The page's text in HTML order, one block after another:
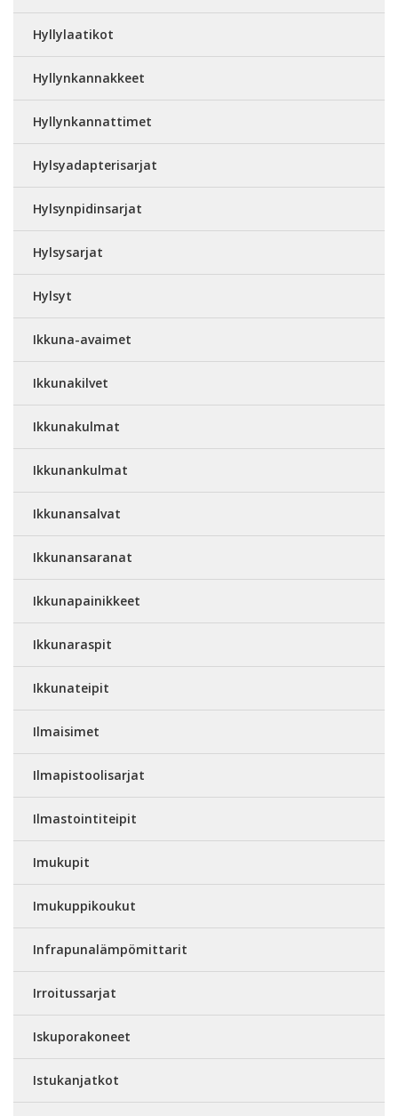
Hyllylaatikot
Hyllynkannakkeet
Hyllynkannattimet
Hylsyadapterisarjat
Hylsynpidinsarjat
Hylsysarjat
Hylsyt
Ikkuna-avaimet
Ikkunakilvet
Ikkunakulmat
Ikkunankulmat
Ikkunansalvat
Ikkunansaranat
Ikkunapainikkeet
Ikkunaraspit
Ikkunateipit
Ilmaisimet
Ilmapistoolisarjat
Ilmastointiteipit
Imukupit
Imukuppikoukut
Infrapunalämpömittarit
Irroitussarjat
Iskuporakoneet
Istukanjatkot